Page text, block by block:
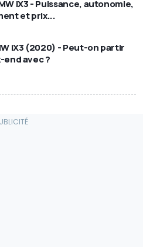
iX3 - Puissance, autonomie,
et prix...
iX3 (2020) - Peut-on partir
end avec ?